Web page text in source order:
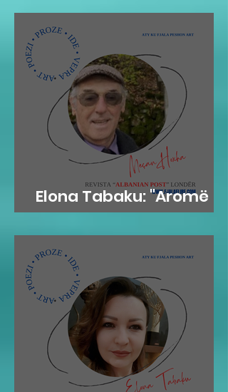
Elona Tabaku: "Aromë
gjethi"